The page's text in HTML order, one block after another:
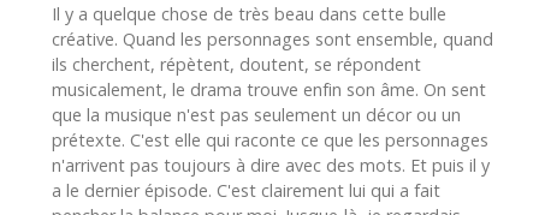
Il y a quelque chose de très beau dans cette bulle
créative. Quand les personnages sont ensemble, quand
ils cherchent, répètent, doutent, se répondent
musicalement, le drama trouve enfin son âme. On sent
que la musique n'est pas seulement un décor ou un
prétexte. C'est elle qui raconte ce que les personnages
n'arrivent pas toujours à dire avec des mots. Et puis il y
a le dernier épisode. C'est clairement lui qui a fait